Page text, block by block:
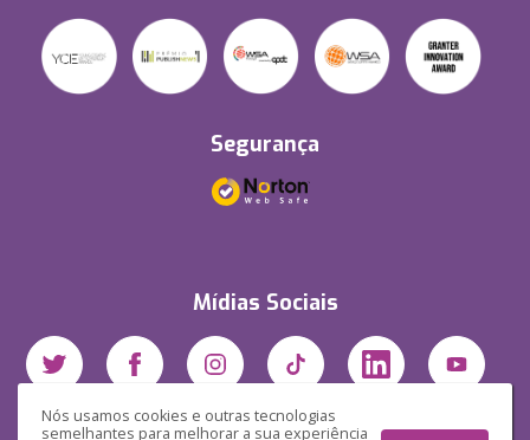
Nós usamos cookies e outras tecnologias
semelhantes para melhorar a sua experiência
Segurança
Mídias Sociais